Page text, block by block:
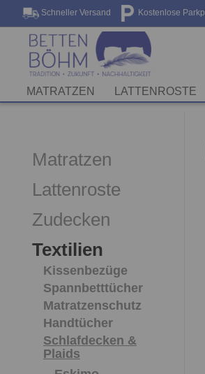
Schneller Versand Kostenlose
MATRATZEN LATTENROSTE
Matratzen
Lattenroste
Zudecken
Textilien
Kissenbezüge
Spannbetttücher
Matratzenschutz
Handtücher
Schlafdecken &
Plaids